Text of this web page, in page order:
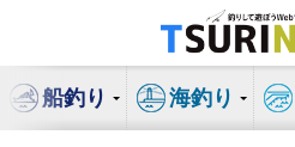
ン
船釣り 海釣り